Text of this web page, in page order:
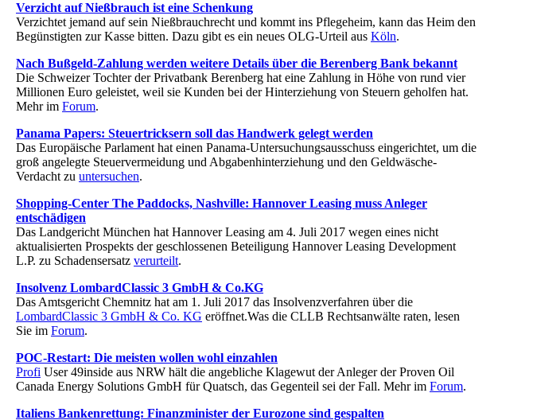
Verzicht auf Nießbrauch ist eine Schenkung
Verzichtet jemand auf sein Nießbrauchrecht und kommt ins Pflegeheim, kann das Heim den
Begünstigten zur Kasse bitten. Dazu gibt es ein neues OLG-Urteil aus Köln.
Nach Bußgeld-Zahlung werden weitere Details über die Berenberg Bank bekannt
Die Schweizer Tochter der Privatbank Berenberg hat eine Zahlung in Höhe von rund vier
Millionen Euro geleistet, weil sie Kunden bei der Hinterziehung von Steuern geholfen hat.
Mehr im Forum.
Panama Papers: Steuertricksern soll das Handwerk gelegt werden
Das Europäische Parlament hat einen Panama-Untersuchungsausschuss eingerichtet, um die
groß angelegte Steuervermeidung und Abgabenhinterziehung und den Geldwäsche-
Verdacht zu untersuchen.
Shopping-Center The Paddocks, Nashville: Hannover Leasing muss Anleger
entschädigen
Das Landgericht München hat Hannover Leasing am 4. Juli 2017 wegen eines nicht
aktualisierten Prospekts der geschlossenen Beteiligung Hannover Leasing Development
L.P. zu Schadensersatz verurteilt.
Insolvenz LombardClassic 3 GmbH & Co.KG
Das Amtsgericht Chemnitz hat am 1. Juli 2017 das Insolvenzverfahren über die
LombardClassic 3 GmbH & Co. KG eröffnet.Was die CLLB Rechtsanwälte raten, lesen
Sie im Forum.
POC-Restart: Die meisten wollen wohl einzahlen
Profi User 49inside aus NRW hält die angebliche Klagewut der Anleger der Proven Oil
Canada Energy Solutions GmbH für Quatsch, das Gegenteil sei der Fall. Mehr im Forum.
Italiens Bankenrettung: Finanzminister der Eurozone sind gespalten